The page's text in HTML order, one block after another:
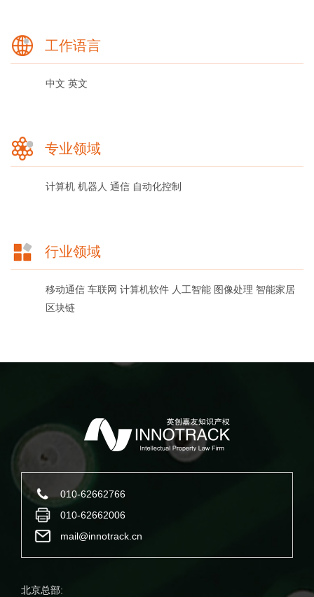
工作语言
中文 英文
专业领域
计算机 机器人 通信 自动化控制
行业领域
移动通信 车联网 计算机软件 人工智能 图像处理 智能家居
区块链
010-62662766
010-62662006
mail@innotrack.cn
北京总部: